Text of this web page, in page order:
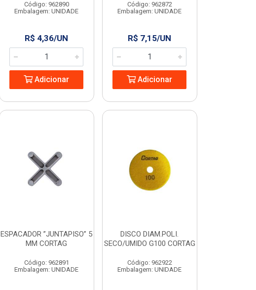
Código: 962890
Embalagem: UNIDADE
R$ 4,36/UN
Adicionar
Código: 962872
Embalagem: UNIDADE
R$ 7,15/UN
Adicionar
ESPACADOR ”JUNTAPISO” 5
MM CORTAG
Código: 962891
Embalagem: UNIDADE
DISCO DIAM.POLI.
SECO/UMIDO G100 CORTAG
Código: 962922
Embalagem: UNIDADE